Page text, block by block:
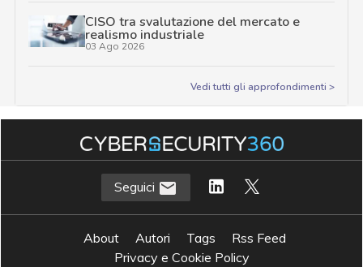
CISO tra svalutazione del mercato e
realismo industriale
03 Ago 2026
Vedi tutti gli approfondimenti >
Seguici
About Autori Tags
Rss Feed
Privacy e Cookie Policy